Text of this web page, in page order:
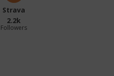
Strava
2.2k
Followers